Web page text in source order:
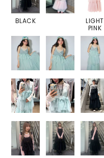
BLACK
LIGHT
PINK